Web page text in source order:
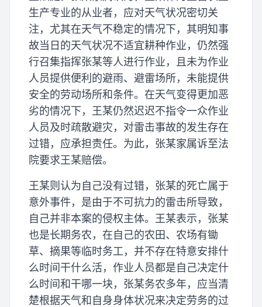
生产专业的从业者，应对天气状况密切关
注，尤其在天气不稳定的情况下，其明知事
故当日的天气状况不适宜耕种作业，仍然强
行召集指挥张某等人进行作业，且未为作业
人员提供便利的避雨、避雷场所，未能提供
安全的劳动场所和条件。在天气变得更加恶
劣的情况下，王某仍然迟迟不指令一众作业
人员及时疏散避灾，对雷击事故的发生存在
过错，应承担责任。为此，张某家属诉至法
院要求王某赔偿。
王某则认为自己没有过错，张某的死亡属于
意外事件，是由于不可抗力的雷击所导致，
自己并非本案的侵权主体。王某表示，张某
也是长期务农，在自己的农田、农场有锄
草、摘果等临时务工，并不存在特意安排什
么时间干什么活，作业人员都是自己决定什
么时间和干哪一块，张某务农多年，应当清
楚根据天气和自身身体状况来决定劳务的过